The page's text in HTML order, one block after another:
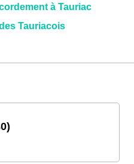
à Tauriac
Tauriacois